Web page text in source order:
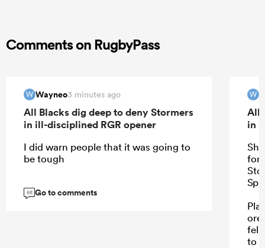
Comments on RugbyPass
W Wayneo3 minutes ago
All Blacks dig deep to deny Stormers
in ill-disciplined RGR opener
I did warn people that it was going to
be tough
68 Go to comments
W
All
in
for
fell
to